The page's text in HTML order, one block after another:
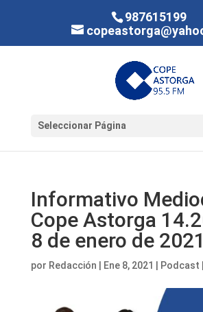
987615199
Seleccionar Página
Informativo
Cope Astorga
8 de enero de 2021
por Redacción Ene 8, 2021 Podcast